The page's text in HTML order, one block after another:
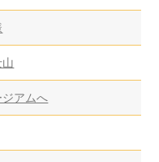
アムへ